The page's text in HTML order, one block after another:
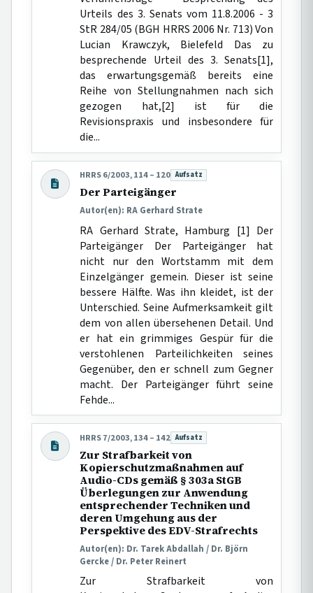
Urteils des 3. Senats vom 11.8.2006 - 3
StR 284/05 (BGH HRRS 2006 Nr. 713) Von
Lucian Krawczyk, Bielefeld Das zu
besprechende Urteil des 3. Senats[1],
das erwartungsgemäß bereits eine
Reihe von Stellungnahmen nach sich
gezogen hat,[2] ist für die
Revisionspraxis und insbesondere für
die...
HRRS 6/2003, 114 – 120 Beitragsart:
Aufsatz
Der Parteigänger
Autor(en): RA Gerhard Strate
RA Gerhard Strate, Hamburg [1] Der
Parteigänger Der Parteigänger hat
nicht nur den Wortstamm mit dem
Einzelgänger gemein. Dieser ist seine
bessere Hälfte. Was ihn kleidet, ist der
Unterschied. Seine Aufmerksamkeit gilt
dem von allen übersehenen Detail. Und
er hat ein grimmiges Gespür für die
verstohlenen Parteilichkeiten seines
Gegenüber, den er schnell zum Gegner
macht. Der Parteigänger führt seine
Fehde...
HRRS 7/2003, 134 – 142 Beitragsart:
Aufsatz
Zur Strafbarkeit von
Kopierschutzmaßnahmen auf
Audio-CDs gemäß § 303a StGB
Überlegungen zur Anwendung
entsprechender Techniken und
deren Umgehung aus der
Perspektive des EDV-Strafrechts
Autor(en): Dr. Tarek Abdallah / Dr. Björn
Gercke / Dr. Peter Reinert
Zur Strafbarkeit von